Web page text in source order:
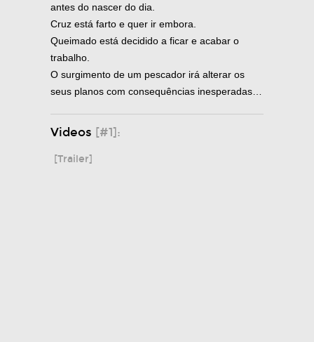
antes do nascer do dia.
Cruz está farto e quer ir embora.
Queimado está decidido a ficar e acabar o
trabalho.
O surgimento de um pescador irá alterar os
seus planos com consequências inesperadas…
Videos [#1]:
[Trailer]